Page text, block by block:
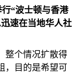
“波士顿与香港
速在当地华人社
整个情况扩散得
，目的是希望可